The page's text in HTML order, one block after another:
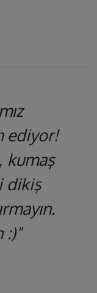
ediyor!
kumaş
dikiş
:)"